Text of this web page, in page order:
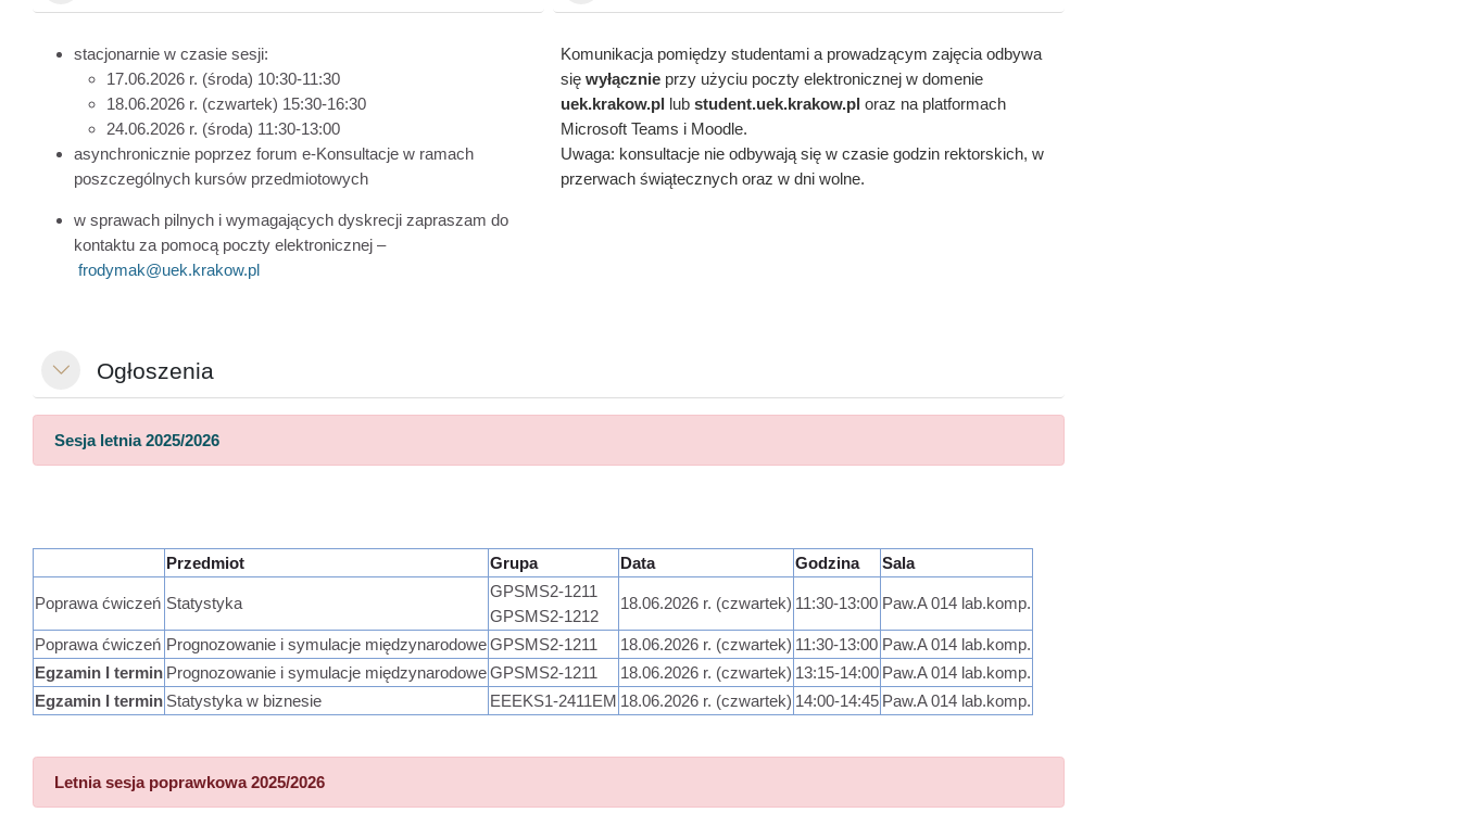
stacjonarnie w czasie sesji:
17.06.2026 r. (środa) 10:30-11:30
18.06.2026 r. (czwartek) 15:30-16:30
24.06.2026 r. (środa) 11:30-13:00
asynchronicznie poprzez forum e-Konsultacje w ramach
poszczególnych kursów przedmiotowych
w sprawach pilnych i wymagających dyskrecji zapraszam do
kontaktu za pomocą poczty elektronicznej –
frodymak@uek.krakow.pl
Komunikacja pomiędzy studentami a prowadzącym zajęcia odbywa
sięwyłącznie przy użyciu poczty elektronicznej w domenie
uek.krakow.pl lubstudent.uek.krakow.pl oraz na platformach
Microsoft Teams i Moodle.
Uwaga: konsultacje nie odbywają się w czasie godzin rektorskich, w
przerwach świątecznych oraz w dni wolne.
MinimalizujOgłoszenia
Sesja letnia 2025/2026
Przedmiot Grupa Data Godzina Sala
Poprawa ćwiczeń Statystyka
GPSMS2-1211
GPSMS2-1212
18.06.2026 r. (czwartek) 11:30-13:00 Paw.A 014 lab.komp.
Poprawa ćwiczeń Prognozowanie i symulacje międzynarodoweGPSMS2-1211 18.06.2026 r. (czwartek) 11:30-13:00 Paw.A 014 lab.komp.
Egzamin I termin Prognozowanie i symulacje międzynarodoweGPSMS2-1211 18.06.2026 r. (czwartek) 13:15-14:00 Paw.A 014 lab.komp.
Egzamin I termin Statystyka w biznesie EEEKS1-2411EM 18.06.2026 r. (czwartek) 14:00-14:45 Paw.A 014 lab.komp.
Letnia sesja poprawkowa 2025/2026